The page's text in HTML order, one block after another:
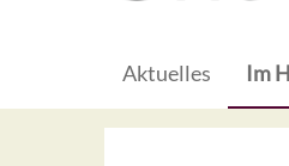
Aktuelles Im